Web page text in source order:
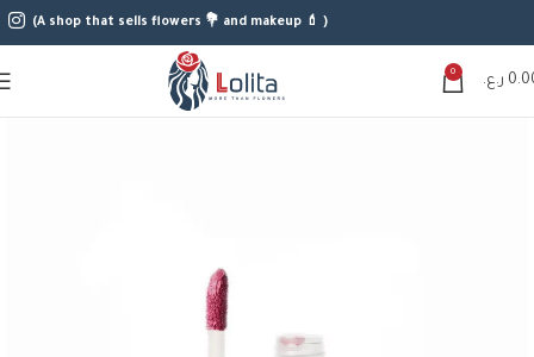
(A shop that sells flowers 💐 and makeup 💄 )
0
ر.ع.